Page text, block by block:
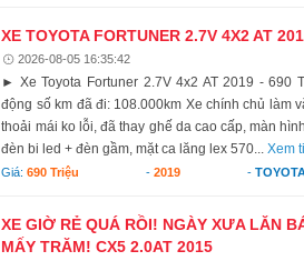
XE TOYOTA FORTUNER 2.7V 4X2 AT
2026-08-05 16:35:42
► Xe Toyota Fortuner 2.7V 4x2 AT 2019 - 690
động số km đã đi: 108.000km Xe chính chủ làm
thoải mái ko lỗi, đã thay ghế da cao cấp, màn
đèn bi led + đèn gầm, mặt ca lăng lex 570...Xem
Giá:690 Triệu -2019 -
XE GIỜ RẺ QUÁ RỒI! NGÀY XƯA LĂN
MẤY TRĂM! CX5 2.0AT 2015